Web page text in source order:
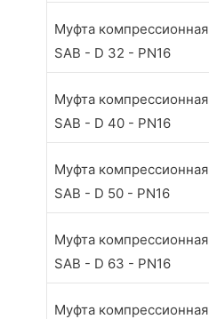
Муфта компрессионная
SAB - D 32 - PN16
Муфта компрессионная
SAB - D 40 - PN16
Муфта компрессионная
SAB - D 50 - PN16
Муфта компрессионная
SAB - D 63 - PN16
Муфта компрессионная